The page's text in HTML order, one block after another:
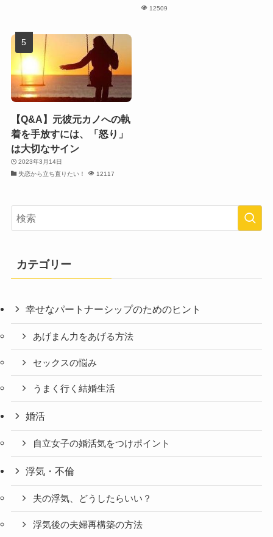
12509
【Q&A】元彼元カノへの執
着を手放すには、「怒り」
は大切なサイン
2023年3月14日
失恋から立ち直りたい！
12117
カテゴリー
幸せなパートナーシップのためのヒント
あげまん力をあげる方法
セックスの悩み
うまく行く結婚生活
婚活
自立女子の婚活気をつけポイント
浮気・不倫
夫の浮気、どうしたらいい？
浮気後の夫婦再構築の方法